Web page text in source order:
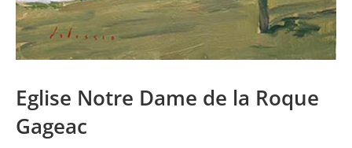
Eglise Notre Dame de la Roque
Gageac